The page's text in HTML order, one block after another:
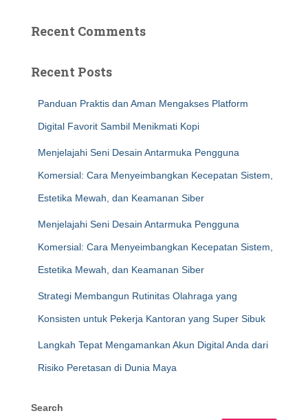
Recent Comments
Recent Posts
Panduan Praktis dan Aman Mengakses Platform
Digital Favorit Sambil Menikmati Kopi
Menjelajahi Seni Desain Antarmuka Pengguna
Komersial: Cara Menyeimbangkan Kecepatan Sistem,
Estetika Mewah, dan Keamanan Siber
Menjelajahi Seni Desain Antarmuka Pengguna
Komersial: Cara Menyeimbangkan Kecepatan Sistem,
Estetika Mewah, dan Keamanan Siber
Strategi Membangun Rutinitas Olahraga yang
Konsisten untuk Pekerja Kantoran yang Super Sibuk
Langkah Tepat Mengamankan Akun Digital Anda dari
Risiko Peretasan di Dunia Maya
Search